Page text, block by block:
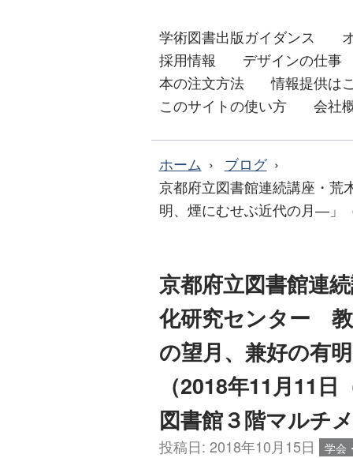
学術図書出版ガイダンス
採用情報
デザインの仕事
本の注文方法
情報提供は
このサイトの使い方
会社
ホーム
ブログ
京都府立図書館連続講座・
明、煙にむせぶ近代の月―」
京都府立図書館連
化研究センター
の望月、兼好の有
（2018年11月11
図書館３階マルチ
投稿日: 2018年10月15日 学会